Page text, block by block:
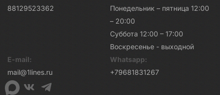
88129523362
Понедельник – пятница 12:00
– 20:00
Суббота 12:00 – 17:00
Воскресенье - выходной
E-mail:
mail@1lines.ru
Whatsapp:
+79681831267